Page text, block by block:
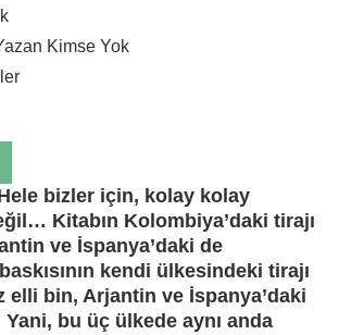
Kimse Yok
bizler için, kolay kolay
Kitabın Kolombiya’daki tirajı
ve İspanya’daki de
kendi ülkesindeki tirajı
elli bin, Arjantin ve İspanya’daki
bu üç ülkede aynı anda